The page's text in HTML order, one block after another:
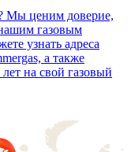
Мы ценим доверие,
газовым
узнать адреса
а также
на свой газовый